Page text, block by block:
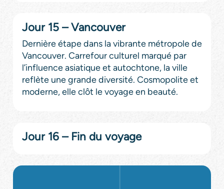
Jour 15 – Vancouver
Dernière étape dans la vibrante métropole de
Vancouver. Carrefour culturel marqué par
l’influence asiatique et autochtone, la ville
reflète une grande diversité. Cosmopolite et
moderne, elle clôt le voyage en beauté.
Jour 16 – Fin du voyage